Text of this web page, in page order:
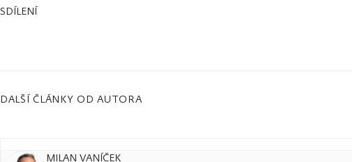
SDÍLENÍ
DALŠÍ ČLÁNKY OD AUTORA
MILAN VANÍČEK